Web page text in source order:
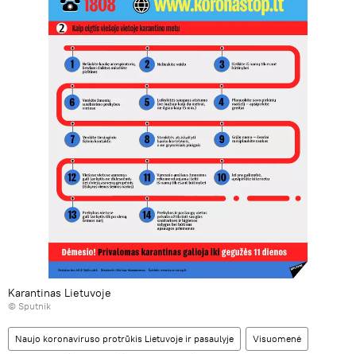
Karantinas Lietuvoje
© Sputnik
Naujo koronaviruso protrūkis Lietuvoje ir pasaulyje Visuomenė